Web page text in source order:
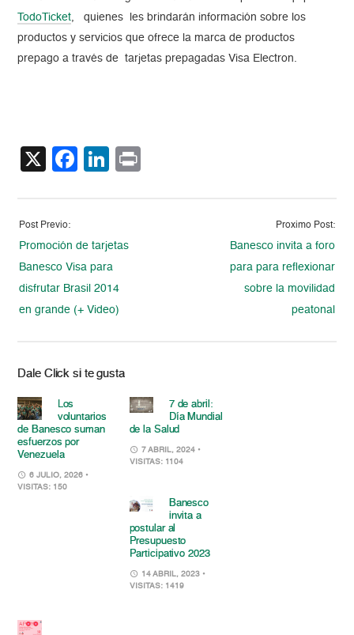
TodoTicket, quienes les brindarán información sobre los
productos y servicios que ofrece la marca de productos
prepago a través de tarjetas prepagadas Visa Electron.
X Facebook
LinkedIn
Post Previo:
Promoción de tarjetas
Banesco Visa para
disfrutar Brasil 2014
en grande (+ Video)
Proximo Post:
Banesco invita a foro
para para reflexionar
sobre la movilidad
peatonal
Dale Click si te gusta
Los
voluntarios
de Banesco suman
esfuerzos por
Venezuela
6 JULIO, 2026 •
VISITAS: 150
7 de abril:
Día Mundial
de la Salud
7 ABRIL, 2024 •
VISITAS: 1104
Banesco
invita a
postular al
Presupuesto
Participativo 2023
14 ABRIL, 2023 •
VISITAS: 1419